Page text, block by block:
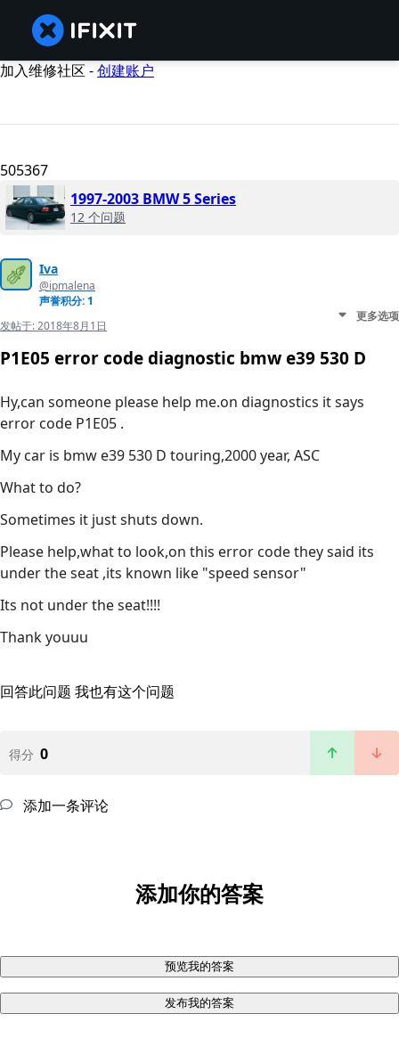
加入维修社区 -创建账户
505367
1997-2003 BMW 5 Series
12 个问题
Iva
@ipmalena
声誉积分: 1
发帖于:2018年8月1日
更多选项
P1E05 error code diagnostic bmw e39 530 D
Hy,can someone please help me.on diagnostics it says
error code P1E05 .
My car is bmw e39 530 D touring,2000 year, ASC
What to do?
Sometimes it just shuts down.
Please help,what to look,on this error code they said its
under the seat ,its known like "speed sensor"
Its not under the seat!!!!
Thank youuu
回答此问题 我也有这个问题
得分 0
添加一条评论
添加你的答案
预览我的答案
发布我的答案